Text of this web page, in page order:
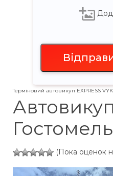
Терміновий автовикуп EXPRESS
Автовикуп
Гостомель
(Пока оценок